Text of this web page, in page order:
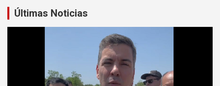
Últimas Noticias